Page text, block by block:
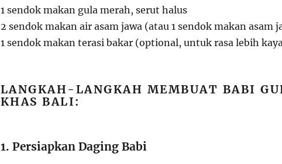
1 sendok makan gula merah, serut halus
2 sendok makan air asam jawa (atau 1 sendok makan asam
1 sendok makan terasi bakar (optional, untuk rasa lebih
LANGKAH-LANGKAH MEMBUAT BABI
KHAS BALI:
1. Persiapkan Daging Babi